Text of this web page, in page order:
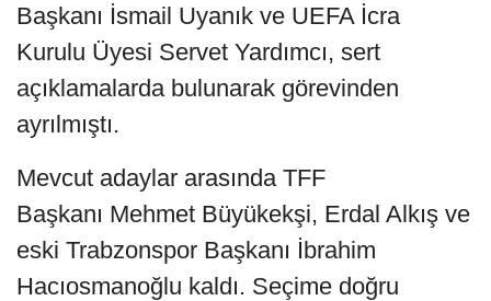
Başkanı İsmail Uyanık ve UEFA İcra
Kurulu Üyesi Servet Yardımcı, sert
açıklamalarda bulunarak görevinden
ayrılmıştı.
Mevcut adaylar arasında TFF
Başkanı Mehmet Büyükekşi, Erdal Alkış ve
eski Trabzonspor Başkanı İbrahim
Hacıosmanoğlu kaldı. Seçime doğru